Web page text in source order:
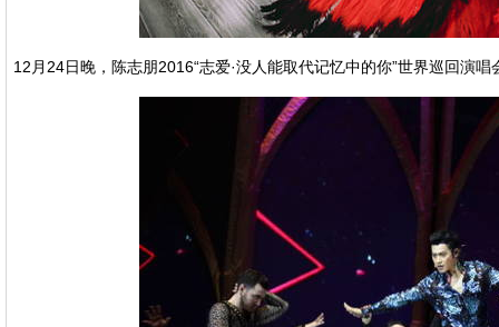
12月24日晚，陈志朋2016“志爱·没人能取代记忆中的你”世界巡回演